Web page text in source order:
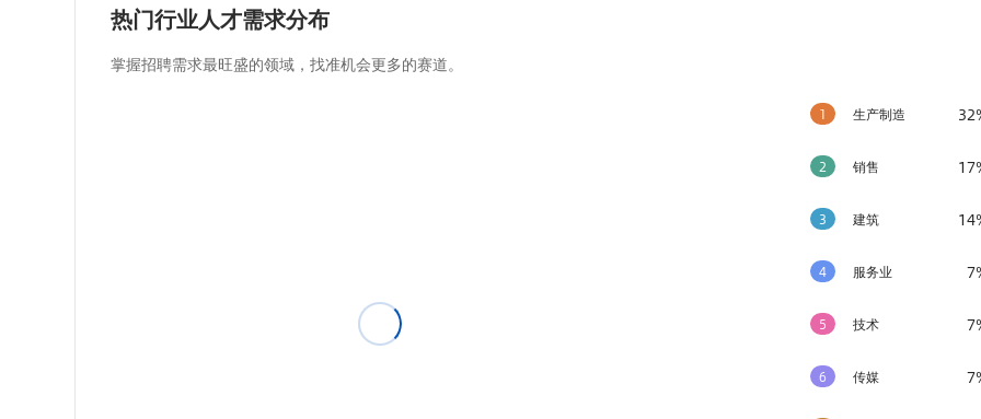
热门行业人才需求分布
掌握招聘需求最旺盛的领域，找准机会更多的赛道。
1 生产制造
2 销售
3 建筑
4 服务业
5 技术
6 传媒